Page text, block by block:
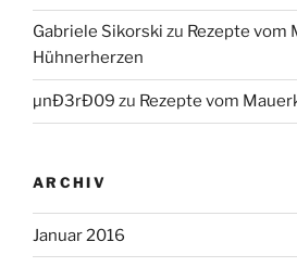
Gabriele Sikorski zu Rezepte vom
Hühnerherzen
µnÐ3rÐ09 zu Rezepte vom
ARCHIV
Januar 2016